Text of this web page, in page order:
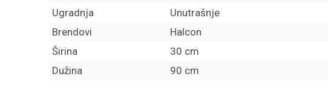
Ugradnja
Unutrašnje
Brendovi
Halcon
Širina
30 cm
Dužina
90 cm